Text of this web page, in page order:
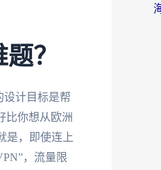
？
设计目标是帮
比你想从欧洲
是，即使连上
，流量限